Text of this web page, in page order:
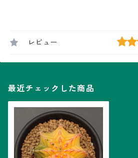
レビュー
最近チェックした商品